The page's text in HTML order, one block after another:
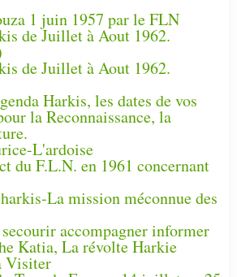
1 juin 1957 par le FLN
de Juillet à Aout 1962.
de Juillet à Aout 1962.
Harkis, les dates de vos
la Reconnaissance, la
L'ardoise
du F.L.N. en 1961 concernant
La mission méconnue des
accompagner informer
Katia, La révolte Harkie
Visiter